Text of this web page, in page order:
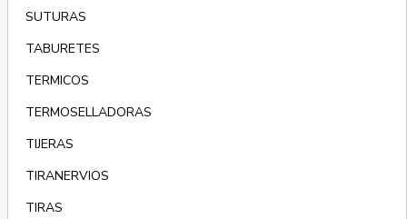
SUTURAS
TABURETES
TERMICOS
TERMOSELLADORAS
TIJERAS
TIRANERVIOS
TIRAS